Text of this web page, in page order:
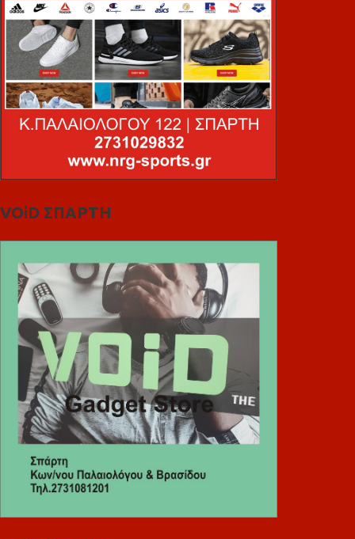
VOiD ΣΠΑΡΤΗ